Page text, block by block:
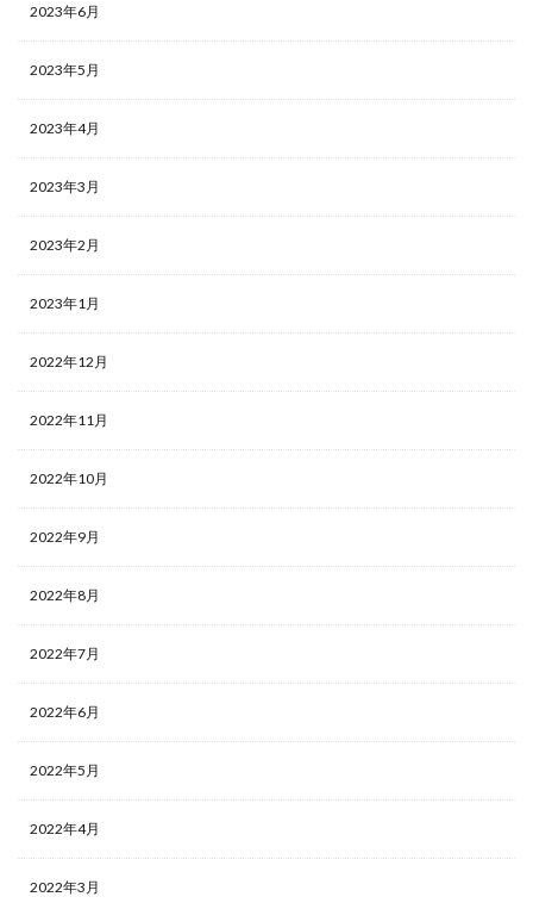
2023年6月
2023年5月
2023年4月
2023年3月
2023年2月
2023年1月
2022年12月
2022年11月
2022年10月
2022年9月
2022年8月
2022年7月
2022年6月
2022年5月
2022年4月
2022年3月